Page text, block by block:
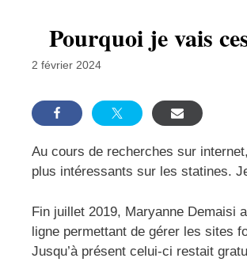
Pourquoi je vais
2 février 2024
Au cours de recherches sur
plus intéressants sur les statines.
Fin juillet 2019, Maryanne Demaisi
ligne permettant de gérer les sites
Jusqu’à présent celui-ci restait